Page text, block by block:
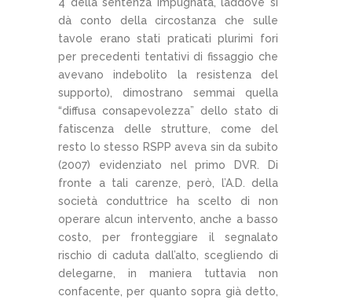
dà conto della circostanza che sulle
tavole erano stati praticati plurimi fori
per precedenti tentativi di fissaggio che
avevano indebolito la resistenza del
supporto), dimostrano semmai quella
“diffusa consapevolezza” dello stato di
fatiscenza delle strutture, come del
resto lo stesso RSPP aveva sin da subito
(2007) evidenziato nel primo DVR. Di
fronte a tali carenze, però, l’A.D. della
società conduttrice ha scelto di non
operare alcun intervento, anche a basso
costo, per fronteggiare il segnalato
rischio di caduta dall’alto, scegliendo di
delegarne, in maniera tuttavia non
confacente, per quanto sopra già detto,